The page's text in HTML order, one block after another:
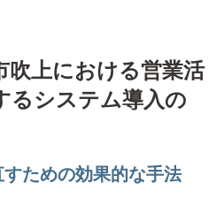
吹上における営業活
るシステム導入の
ための効果的な手法